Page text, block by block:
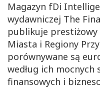
Magazyn fDi
wydawniczej The
publikuje
Miasta i Regiony
porównywane są
według ich
finansowych i